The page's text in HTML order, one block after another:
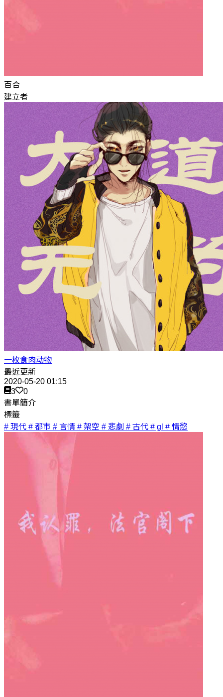
百合
建立者
一枚食肉动物
最近更新
2020-05-20 01:15
3
0
書單簡介
標籤
# 現代 # 都市 # 言情 # 架空 # 悲劇 # 古代 # gl # 情慾